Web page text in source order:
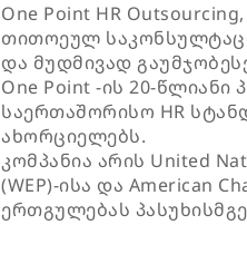
One Point HR
თითოეულ
და მუდმივად
One Point -ის 20-
საერთაშორისო HR
ახორციელებს.
კომპანია არის United
(WEP)-ისა და American
ერთგულებას